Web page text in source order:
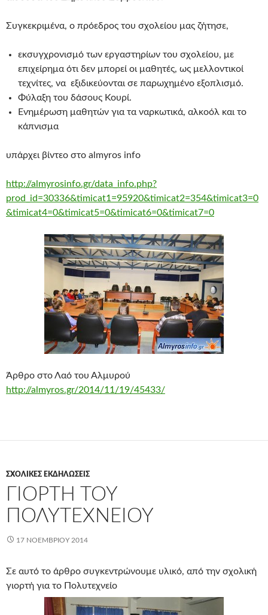
Συγκεκριμένα, ο πρόεδρος του σχολείου μας ζήτησε,
εκσυγχρονισμό των εργαστηρίων του σχολείου, με
επιχείρημα ότι δεν μπορεί οι μαθητές, ως μελλοντικοί
τεχνίτες, να εξιδικεύονται σε παρωχημένο εξοπλισμό.
Φύλαξη του δάσους Κουρί.
Ενημέρωση μαθητών για τα ναρκωτικά, αλκοόλ και το
κάπνισμα
υπάρχει βίντεο στο almyros info
http://almyrosinfo.gr/data_info.php?
prod_id=30336&timicat1=95920&timicat2=354&timicat3=0
&timicat4=0&timicat5=0&timicat6=0&timicat7=0
Άρθρο στο Λαό του Αλμυρού
http://almyros.gr/2014/11/19/45433/
ΣΧΟΛΙΚΈΣ ΕΚΔΗΛΏΣΕΙΣ
ΓΙΟΡΤΉ ΤΟΥ
ΠΟΛΥΤΕΧΝΕΊΟΥ
17 ΝΟΕΜΒΡΊΟΥ 2014
Σε αυτό το άρθρο συγκεντρώνουμε υλικό, από τηv σχολική
γιορτή για το Πολυτεχνείο